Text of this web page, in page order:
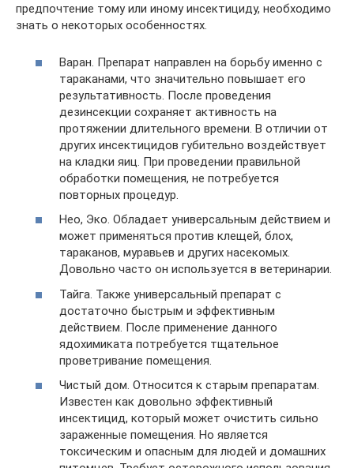
предпочтение тому или иному инсектициду, необходимо
знать о некоторых особенностях.
Варан. Препарат направлен на борьбу именно с
тараканами, что значительно повышает его
результативность. После проведения
дезинсекции сохраняет активность на
протяжении длительного времени. В отличии от
других инсектицидов губительно воздействует
на кладки яиц. При проведении правильной
обработки помещения, не потребуется
повторных процедур.
Нео, Эко. Обладает универсальным действием и
может применяться против клещей, блох,
тараканов, муравьев и других насекомых.
Довольно часто он используется в ветеринарии.
Тайга. Также универсальный препарат с
достаточно быстрым и эффективным
действием. После применение данного
ядохимиката потребуется тщательное
проветривание помещения.
Чистый дом. Относится к старым препаратам.
Известен как довольно эффективный
инсектицид, который может очистить сильно
зараженные помещения. Но является
токсическим и опасным для людей и домашних